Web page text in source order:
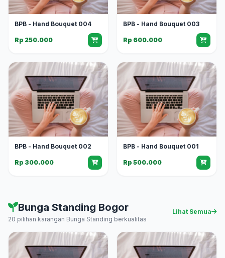
BPB - Hand Bouquet 004
Rp 250.000
BPB - Hand Bouquet 003
Rp 600.000
BPB - Hand Bouquet 002
Rp 300.000
BPB - Hand Bouquet 001
Rp 500.000
Bunga Standing Bogor
20 pilihan karangan Bunga Standing berkualitas
Lihat Semua